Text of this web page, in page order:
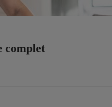
complet